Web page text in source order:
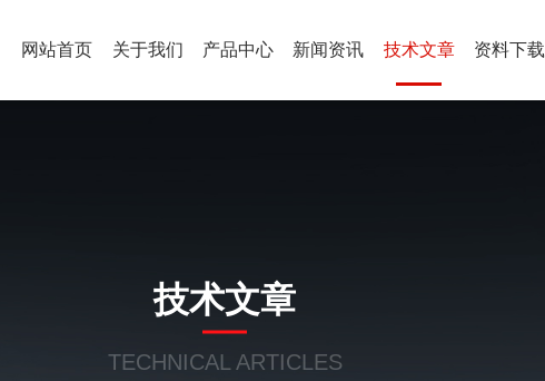
网站首页 关于我们 产品中心 新闻资讯 技术文章 资料下载
技术文章
TECHNICAL ARTICLES